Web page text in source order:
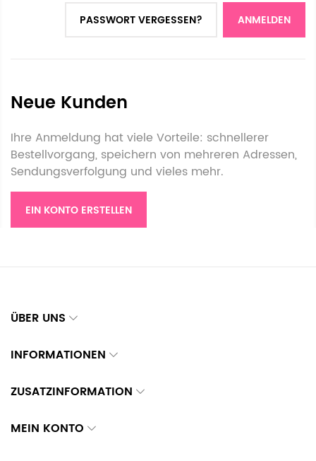
ANMELDEN
PASSWORT VERGESSEN?
Neue Kunden
Ihre Anmeldung hat viele Vorteile: schnellerer
Bestellvorgang, speichern von mehreren Adressen,
Sendungsverfolgung und vieles mehr.
EIN KONTO ERSTELLEN
ÜBER UNS
INFORMATIONEN
ZUSATZINFORMATION
MEIN KONTO